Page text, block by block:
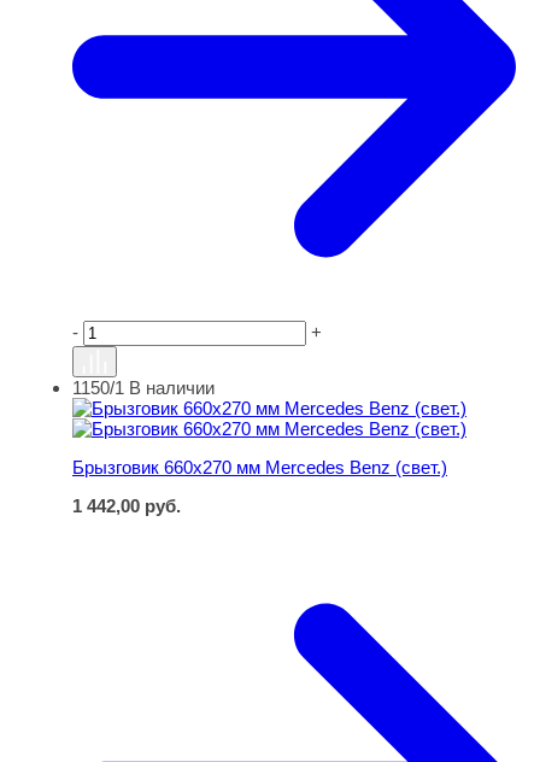
- +
Брызговик 660х270 мм Mercedes Benz (свет.)
1150/1 В наличии
Брызговик 660х270 мм Mercedes Benz (свет.)
1 442,00 руб.